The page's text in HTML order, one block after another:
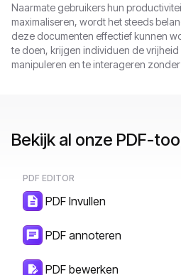
Naarmate gebruikers hun
maximaliseren, wordt het steeds
deze documenten effectief kunnen
te doen, krijgen individuen de vrijheid
manipuleren en te interageren
Bekijk al onze PDF-
PDF EDITOR
PDF Invullen
PDF annoteren
PDF bewerken